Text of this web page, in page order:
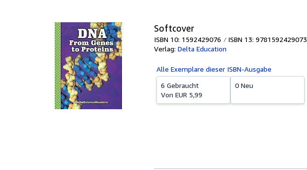
Softcover
ISBN 10: 1592429076
ISBN 13: 9781592429073
Verlag: Delta Education
Alle Exemplare dieser ISBN-Ausgabe
6 Gebraucht
Von EUR 5,99
0 Neu